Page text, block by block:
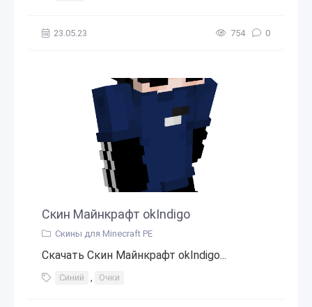
23.05.23 754 0
Скин Майнкрафт okIndigo
Скины для Minecraft PE
Скачать Скин Майнкрафт okIndigo...
Синий , Очки